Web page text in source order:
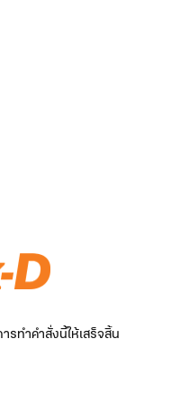
ทำคำสั่งนี้ให้เสร็จสิ้น